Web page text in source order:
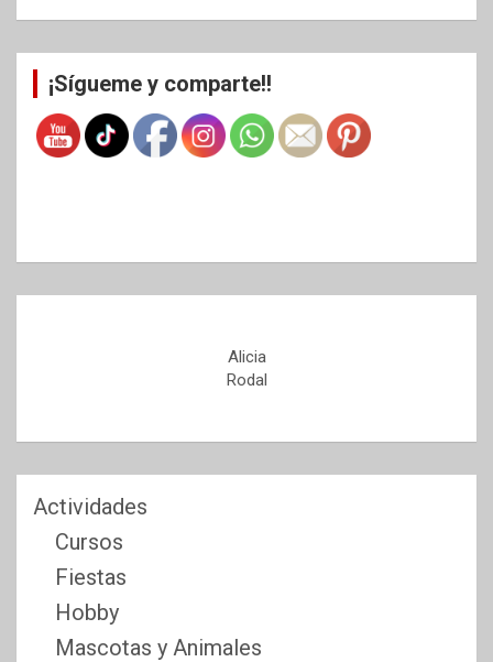
¡Sígueme y comparte!!
Alicia
Rodal
Actividades
Cursos
Fiestas
Hobby
Mascotas y Animales